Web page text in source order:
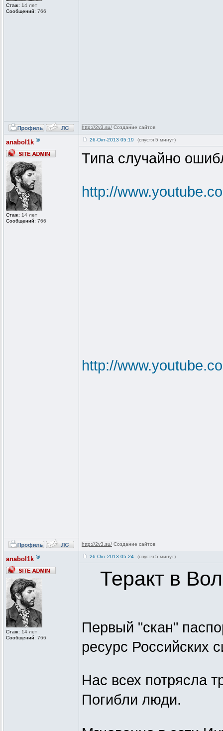
Стаж: 14 лет
Сообщений: 766
http://2v3.su/ Создание сайтов
anabol1k ®
Стаж: 14 лет
Сообщений: 766
26-Окт-2013 05:19 (спустя 5 минут)
Типа случайно
http://
http://
http://2v3.su/ Создание сайтов
anabol1k ®
Стаж: 14 лет
Сообщений: 766
26-Окт-2013 05:24 (спустя 5 минут)
Теракт в
Первый "скан"
ресурс Российских
Нас всех потрясла
Погибли люди.